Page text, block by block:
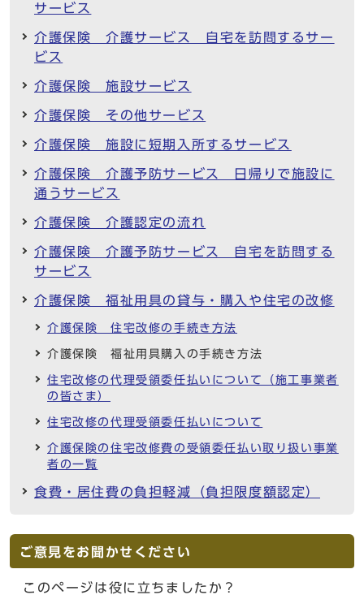
サービス
介護保険 介護サービス 自宅を訪問するサー
ビス
介護保険 施設サービス
介護保険 その他サービス
介護保険 施設に短期入所するサービス
介護保険 介護予防サービス 日帰りで施設に
通うサービス
介護保険 介護認定の流れ
介護保険 介護予防サービス 自宅を訪問する
サービス
介護保険 福祉用具の貸与・購入や住宅の改修
介護保険 住宅改修の手続き方法
介護保険 福祉用具購入の手続き方法
住宅改修の代理受領委任払いについて（施工事業者
の皆さま）
住宅改修の代理受領委任払いについて
介護保険の住宅改修費の受領委任払い取り扱い事業
者の一覧
食費・居住費の負担軽減（負担限度額認定）
ご意見をお聞かせください
このページは役に立ちましたか？